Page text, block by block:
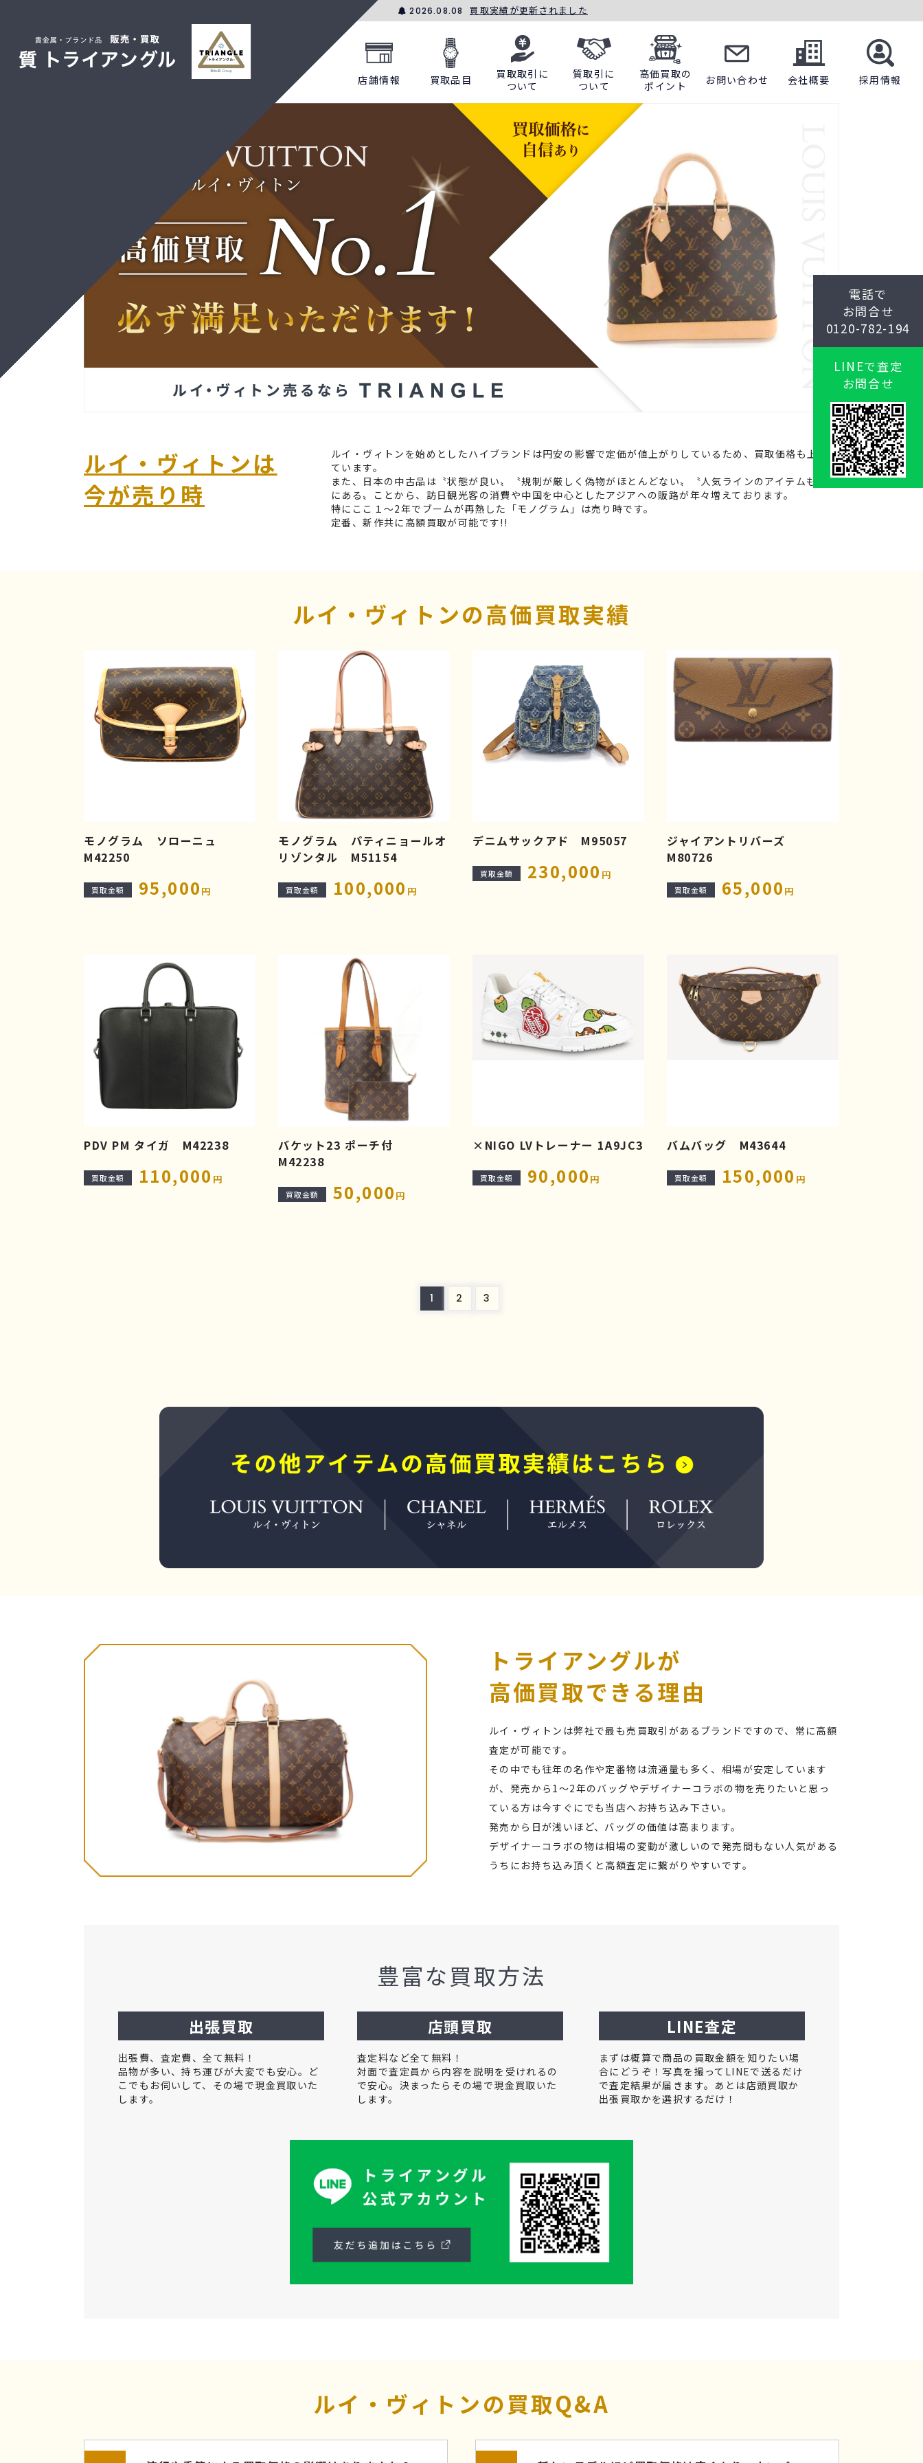
2026.08.08 買取実績が更新されました
店舗情報 買取品目
買取取引に
ついて
質取引に
ついて
高価買取の
ポイント
お問い合わせ 会社概要 採用情報
ルイ・ヴィトンは
今が売り時
ルイ・ヴィトンを始めとしたハイブランドは円安の影響で定価が値上がりしているため、買取価格も上がっ
ています。
また、日本の中古品は〝状態が良い〟〝規制が厳しく偽物がほとんどない〟〝人気ラインのアイテムも豊富
にある〟ことから、訪日観光客の消費や中国を中心としたアジアへの販路が年々増えております。
特にここ１～2年でブームが再熱した「モノグラム」は売り時です。
定番、新作共に高額買取が可能です!!
ルイ・ヴィトンの高価買取実績
モノグラム ソローニュ
M42250
買取金額 95,000 円
モノグラム パティニョールオ
リゾンタル M51154
買取金額 100,000 円
デニムサックアド M95057
買取金額 230,000 円
ジャイアントリバーズ
M80726
買取金額 65,000 円
PDV PM タイガ M42238
買取金額 110,000 円
バケット23 ポーチ付
M42238
買取金額 50,000 円
×NIGO LVトレーナー 1A9JC3
買取金額 90,000 円
バムバッグ M43644
買取金額 150,000 円
1 2 3
トライアングルが
高価買取できる理由
ルイ・ヴィトンは弊社で最も売買取引があるブランドですので、常に高額
査定が可能です。
その中でも往年の名作や定番物は流通量も多く、相場が安定しています
が、発売から1～2年のバッグやデザイナーコラボの物を売りたいと思っ
ている方は今すぐにでも当店へお持ち込み下さい。
発売から日が浅いほど、バッグの価値は高まります。
デザイナーコラボの物は相場の変動が激しいので発売間もない人気がある
うちにお持ち込み頂くと高額査定に繋がりやすいです。
豊富な買取方法
出張買取
出張費、査定費、全て無料！
品物が多い、持ち運びが大変でも安心。ど
こでもお伺いして、その場で現金買取いた
します。
店頭買取
査定料など全て無料！
対面で査定員から内容を説明を受けれるの
で安心。決まったらその場で現金買取いた
します。
LINE査定
まずは概算で商品の買取金額を知りたい場
合にどうぞ！写真を撮ってLINEで送るだけ
で査定結果が届きます。あとは店頭買取か
出張買取かを選択するだけ！
ルイ・ヴィトンの買取Q&A
電話で
お問合せ
0120-782-194
LINEで査定
お問合せ